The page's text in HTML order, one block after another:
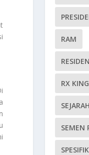
RAM
RX KING
SEJARAH
SEMEN